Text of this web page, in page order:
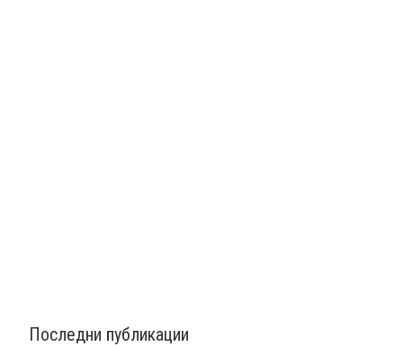
Последни публикации